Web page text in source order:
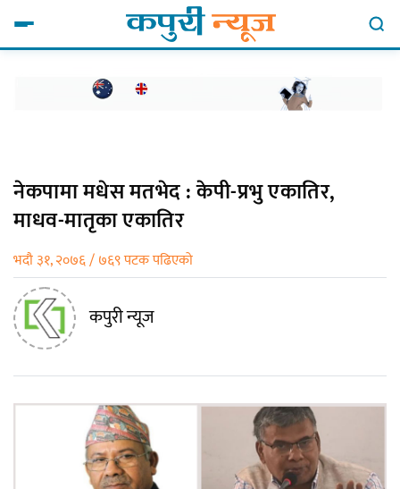
नेकपामा मधेस मतभेद : केपी-प्रभु एकातिर,
माधव-मातृका एकातिर
भदौ ३१, २०७६ / ७६९ पटक पढिएको
कपुरी न्यूज